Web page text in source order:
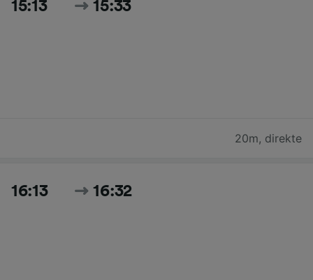
15:13 15:33
20m, direkte
16:13 16:32